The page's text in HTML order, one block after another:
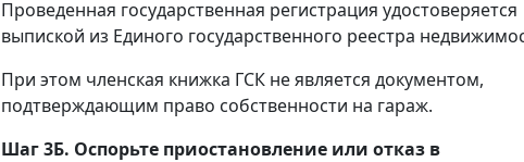
Проведенная государственная регистрация удостоверяется
выпиской из Единого государственного реестра
При этом членская книжка ГСК не является документом,
подтверждающим право собственности на гараж.
Шаг 3Б. Оспорьте приостановление или отказ в